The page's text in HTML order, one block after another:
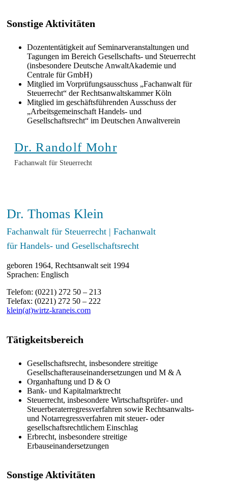
Sonstige Aktivitäten
Dozententätigkeit auf Seminarveranstaltungen und
Tagungen im Bereich Gesellschafts- und Steuerrecht
(insbesondere Deutsche AnwaltAkademie und
Centrale für GmbH)
Mitglied im Vorprüfungsausschuss „Fachanwalt für
Steuerrecht“ der Rechtsanwaltskammer Köln
Mitglied im geschäftsführenden Ausschuss der
„Arbeitsgemeinschaft Handels- und
Gesellschaftsrecht“ im Deutschen Anwaltverein
Dr. Randolf Mohr
Fachanwalt für Steuerrecht
Dr. Thomas Klein
Fachanwalt für Steuerrecht | Fachanwalt
für Handels- und Gesellschaftsrecht
geboren 1964, Rechtsanwalt seit 1994
Sprachen: Englisch
Telefon: (0221) 272 50 – 213
Telefax: (0221) 272 50 – 222
klein(at)wirtz-kraneis.com
Tätigkeitsbereich
Gesellschaftsrecht, insbesondere streitige
Gesellschafterauseinandersetzungen und M & A
Organhaftung und D & O
Bank- und Kapitalmarktrecht
Steuerrecht, insbesondere Wirtschaftsprüfer- und
Steuerberaterregressverfahren sowie Rechtsanwalts-
und Notarregressverfahren mit steuer- oder
gesellschaftsrechtlichem Einschlag
Erbrecht, insbesondere streitige
Erbauseinandersetzungen
Sonstige Aktivitäten